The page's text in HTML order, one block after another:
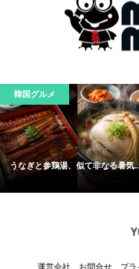
イベント
韓国の人気インフルエンサーは、...
運営会社 お問合せ プラ